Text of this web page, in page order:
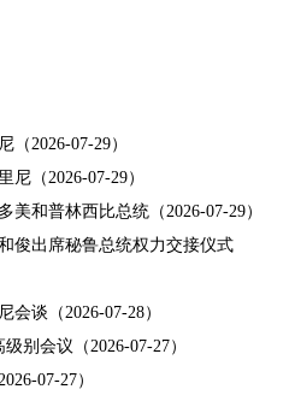
2026-07-29）
（2026-07-29）
和普林西比总统（2026-07-29）
俊出席秘鲁总统权力交接仪式
谈（2026-07-28）
别会议（2026-07-27）
07-27）